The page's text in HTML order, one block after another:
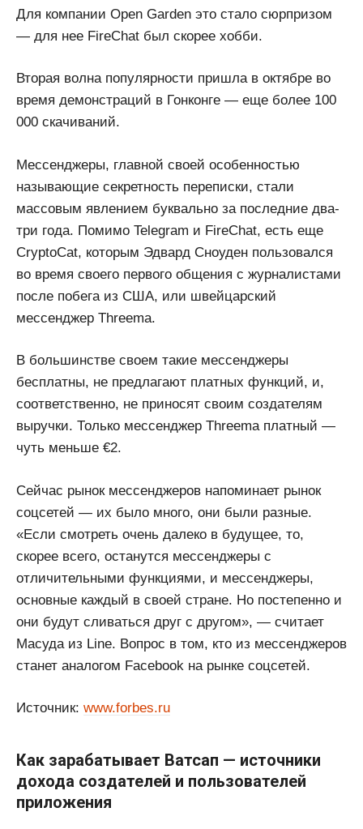
Для компании Open Garden это стало сюрпризом
— для нее FireChat был скорее хобби.
Вторая волна популярности пришла в октябре во
время демонстраций в Гонконге — еще более 100
000 скачиваний.
Мессенджеры, главной своей особенностью
называющие секретность переписки, стали
массовым явлением буквально за последние два-
три года. Помимо Telegram и FireChat, есть еще
CryptoCat, которым Эдвард Сноуден пользовался
во время своего первого общения с журналистами
после побега из США, или швейцарский
мессенджер Threema.
В большинстве своем такие мессенджеры
бесплатны, не предлагают платных функций, и,
соответственно, не приносят своим создателям
выручки. Только мессенджер Threema платный —
чуть меньше €2.
Сейчас рынок мессенджеров напоминает рынок
соцсетей — их было много, они были разные.
«Если смотреть очень далеко в будущее, то,
скорее всего, останутся мессенджеры с
отличительными функциями, и мессенджеры,
основные каждый в своей стране. Но постепенно и
они будут сливаться друг с другом», — считает
Масуда из Line. Вопрос в том, кто из мессенджеров
станет аналогом Facebook на рынке соцсетей.
Источник: www.forbes.ru
Как зарабатывает Ватсап — источники
дохода создателей и пользователей
приложения